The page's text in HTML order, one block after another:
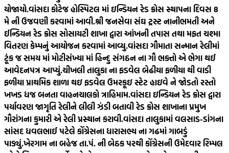
યોજાયો.વાંસદા કોટેજ હોસ્પિટલ માં ઇન્ડિયન રેડ ક્રોસ સ્થાપના દિવસ 8
મે ની ઉજવણી કરવામાં આવી.શ્રી જનસેવા સંઘ ટ્રસ્ટ નાનીભમતી અને
ઈન્ડિયન રેડ ક્રોસ સોસાયટી શાખા દ્વારા આંખની તપાસ તથા મફત ચશ્મા
વિતરણ કેમ્પનું આયોજન કરવામાં આવ્યુ.વાંસદા ગૌમાતા સન્માન રેલીમાં
ટૂંક જ સમય માં મોટીસંખ્યા માં હિન્દુ સંગઠન ના ગૌ ભક્તો એ ભેગા થઈ
આવેદનપત્ર આપ્યું.ચીખલી તાલુકા ના ફડવેલ બેઢીયા ફળીયા થી વાડી
ફળીયા પ્રાથમિક શાળા થઇ ફડવેલ ઉમરકૂઇ સ્ટેટ હાઇવે ને જોડતો રસ્તો
ખખડ ધજ બનતા વાહનચાલકો ત્રાહિમામ.વાંસદા ઇન્ડિયન રેડ ક્રોસ દ્વારા
પર્યાવરણ જાગૃતિ રેલીને લીલી ઝંડી બતાવી રેડ ક્રોસ શાખાના પ્રમુખ
ગૌરાંગના કુમારી એ રેલી પ્રસ્થાન કરાવી.વાંસદા તાલુકામાં વલસાડ-ડાંગના
સાંસદ ધવલભાઈ પટેલે કોંગ્રેસના ધારાસભ્ય ના ગઢમાં ગાબડું
પાડ્યું.ખેરગામ ના બહેજ તા.પં. ની બેઠક પરથી કોંગ્રેસની ઉમેદવાર રિમ્પલ